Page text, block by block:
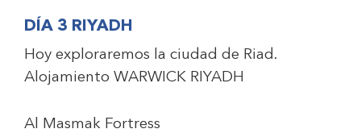
DÍA 3 RIYADH
Hoy exploraremos la ciudad de Riad.
Alojamiento WARWICK RIYADH
Al Masmak Fortress